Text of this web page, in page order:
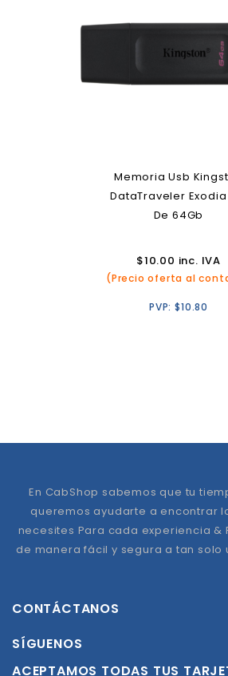
Memoria Usb
DataTraveler
De 64Gb
$10.00 inc. IVA
(Precio oferta al
PVP:$10.80
En CabShop sabemos que tu
queremos ayudarte a encontrar
necesites Para cada experiencia &
de manera fácil y segura a tan solo
CONTÁCTANOS
SÍGUENOS
ACEPTAMOS TODAS TUS